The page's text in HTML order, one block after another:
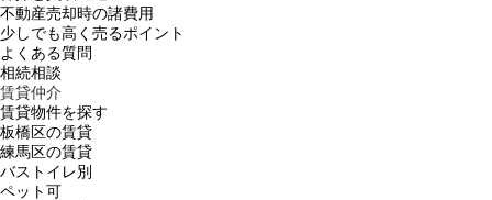
不動産売却時の諸費用
少しでも高く売るポイント
よくある質問
相続相談
賃貸仲介
賃貸物件を探す
板橋区の賃貸
練馬区の賃貸
バストイレ別
ペット可